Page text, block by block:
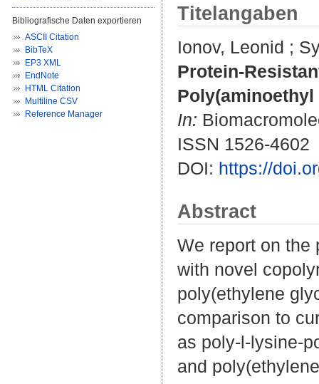
Bibliografische Daten exportieren
ASCII Citation
BibTeX
EP3 XML
EndNote
HTML Citation
Multiline CSV
Reference Manager
Titelangaben
Ionov, Leonid ;
Protein-
In:
ISSN 1526-4602
DOI: https://
Abstract
We report on the
with novel
poly(ethylene
comparison to
as poly-l-lysine-
and